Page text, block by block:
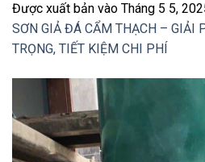
Được xuất bản vào Tháng 5 5,
SƠN GIẢ ĐÁ CẨM THẠCH – GIẢI
TRỌNG, TIẾT KIỆM CHI PHÍ